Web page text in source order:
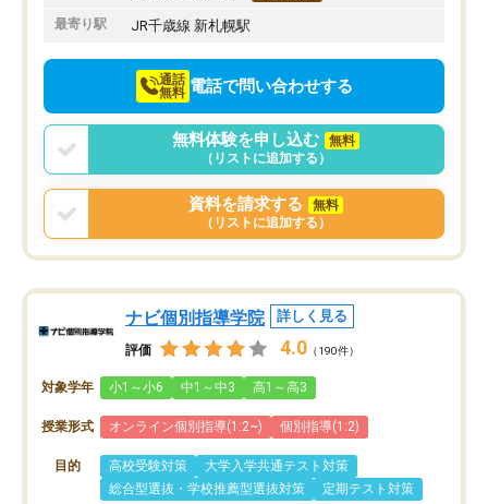
最寄り駅 JR千歳線 新札幌駅
通話
無料 電話で問い合わせする
無料体験を申し込む
無料
（リストに追加する）
資料を請求する
無料
（リストに追加する）
ナビ個別指導学院 詳しく見る
評価 4.0 （190件）
対象学年 小1～小6 中1～中3 高1～高3
授業形式 オンライン個別指導(1:2~) 個別指導(1:2)
目的 高校受験対策
大学入学共通テスト対策
総合型選抜・学校推薦型選抜対策
定期テスト対策